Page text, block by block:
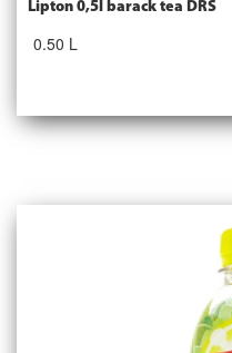
Lipton 0,5l barack tea DRS
0.50 L